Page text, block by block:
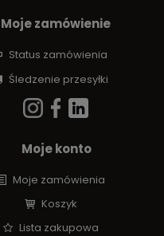
Moje zamówienie
Status zamówienia
Śledzenie przesyłki
Moje konto
Moje zamówienia
Koszyk
Lista zakupowa